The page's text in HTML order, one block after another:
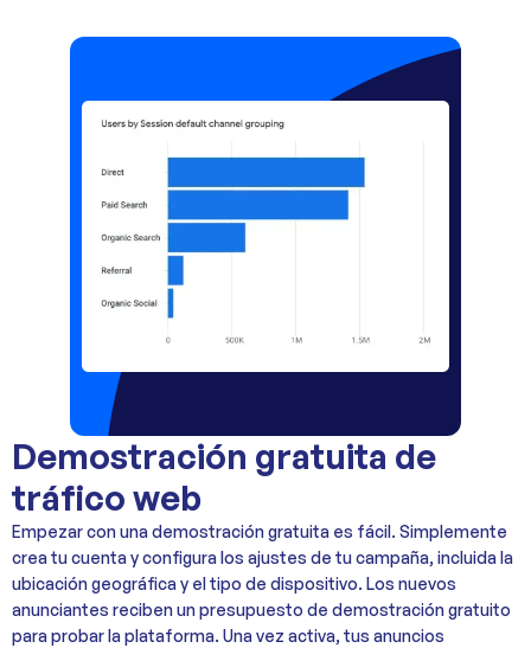
Demostración gratuita de
tráfico web
Empezar con una demostración gratuita es fácil. Simplemente
crea tu cuenta y configura los ajustes de tu campaña, incluida la
ubicación geográfica y el tipo de dispositivo. Los nuevos
anunciantes reciben un presupuesto de demostración gratuito
para probar la plataforma. Una vez activa, tus anuncios